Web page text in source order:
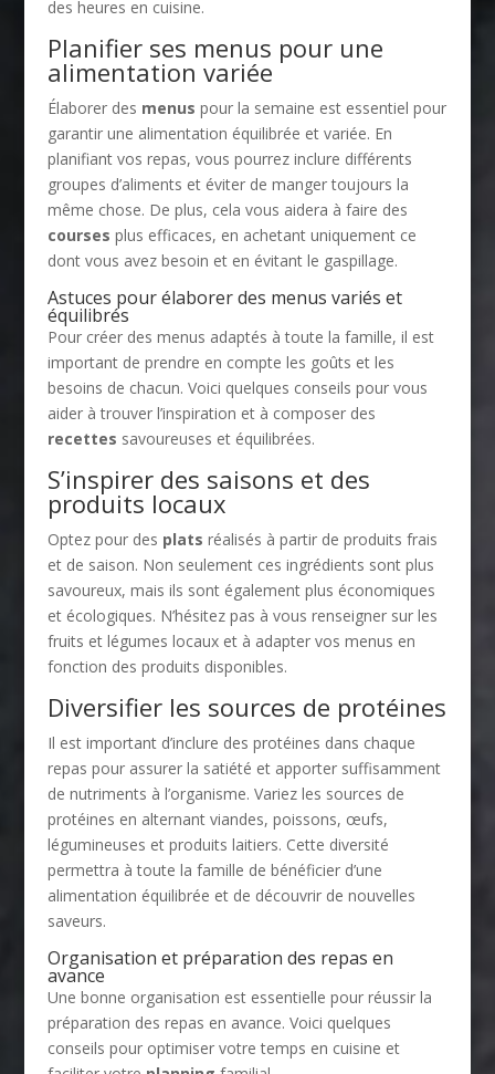
des heures en cuisine.
Planifier ses menus pour une
alimentation variée
Élaborer des menus pour la semaine est essentiel pour
garantir une alimentation équilibrée et variée. En
planifiant vos repas, vous pourrez inclure différents
groupes d’aliments et éviter de manger toujours la
même chose. De plus, cela vous aidera à faire des
courses plus efficaces, en achetant uniquement ce
dont vous avez besoin et en évitant le gaspillage.
Astuces pour élaborer des menus variés et
équilibrés
Pour créer des menus adaptés à toute la famille, il est
important de prendre en compte les goûts et les
besoins de chacun. Voici quelques conseils pour vous
aider à trouver l’inspiration et à composer des
recettes savoureuses et équilibrées.
S’inspirer des saisons et des
produits locaux
Optez pour des plats réalisés à partir de produits frais
et de saison. Non seulement ces ingrédients sont plus
savoureux, mais ils sont également plus économiques
et écologiques. N’hésitez pas à vous renseigner sur les
fruits et légumes locaux et à adapter vos menus en
fonction des produits disponibles.
Diversifier les sources de protéines
Il est important d’inclure des protéines dans chaque
repas pour assurer la satiété et apporter suffisamment
de nutriments à l’organisme. Variez les sources de
protéines en alternant viandes, poissons, œufs,
légumineuses et produits laitiers. Cette diversité
permettra à toute la famille de bénéficier d’une
alimentation équilibrée et de découvrir de nouvelles
saveurs.
Organisation et préparation des repas en
avance
Une bonne organisation est essentielle pour réussir la
préparation des repas en avance. Voici quelques
conseils pour optimiser votre temps en cuisine et